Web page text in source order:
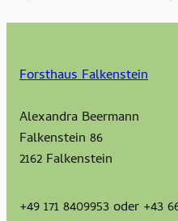
Forsthaus Falkenstein
Alexandra Beermann
Falkenstein 86
2162 Falkenstein
+49 171 8409953 oder +43